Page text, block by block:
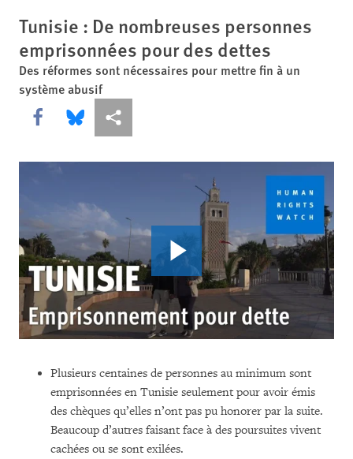
Tunisie : De nombreuses personnes
emprisonnées pour des dettes
Des réformes sont nécessaires pour mettre fin à un
système abusif
Share this via Facebook
Share this via Bluesky
Share this via Partagez
Plusieurs centaines de personnes au minimum sont
emprisonnées en Tunisie seulement pour avoir émis
des chèques qu’elles n’ont pas pu honorer par la suite.
Beaucoup d’autres faisant face à des poursuites vivent
cachées ou se sont exilées.